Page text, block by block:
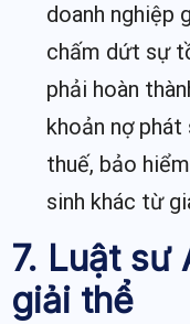
doanh nghiệp
chấm dứt sự
phải hoàn
khoản nợ
thuế, bảo
sinh khác từ
7. Luật sư
giải thể